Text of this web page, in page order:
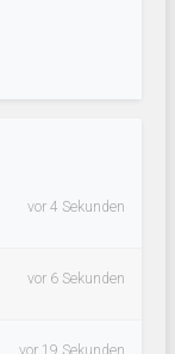
vor 4 Sekunden
vor 6 Sekunden
vor 19 Sekunden